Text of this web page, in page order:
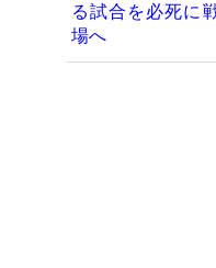
る試合を必死に
場へ